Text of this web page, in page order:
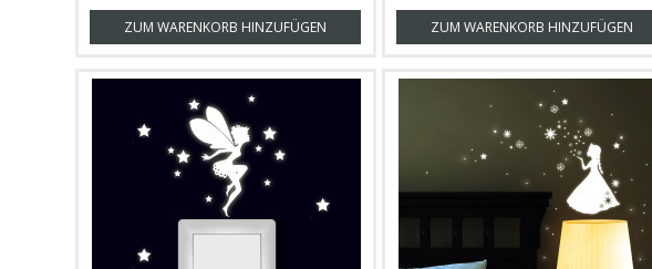
ZUM WARENKORB HINZUFÜGEN ZUM WARENKORB HINZUFÜGEN